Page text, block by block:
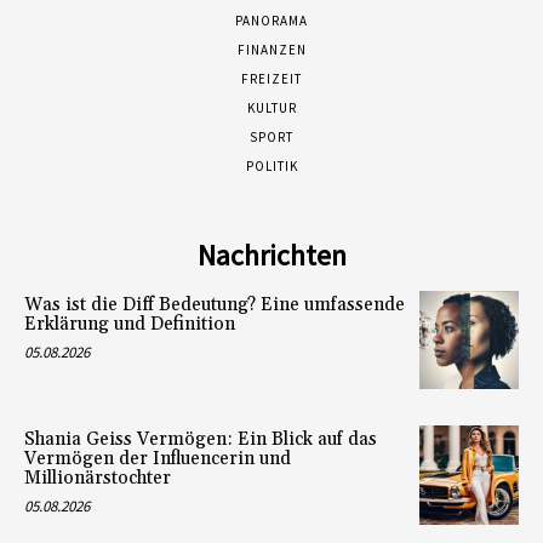
PANORAMA
FINANZEN
FREIZEIT
KULTUR
SPORT
POLITIK
Nachrichten
Was ist die Diff Bedeutung? Eine umfassende
Erklärung und Definition
05.08.2026
Shania Geiss Vermögen: Ein Blick auf das
Vermögen der Influencerin und
Millionärstochter
05.08.2026